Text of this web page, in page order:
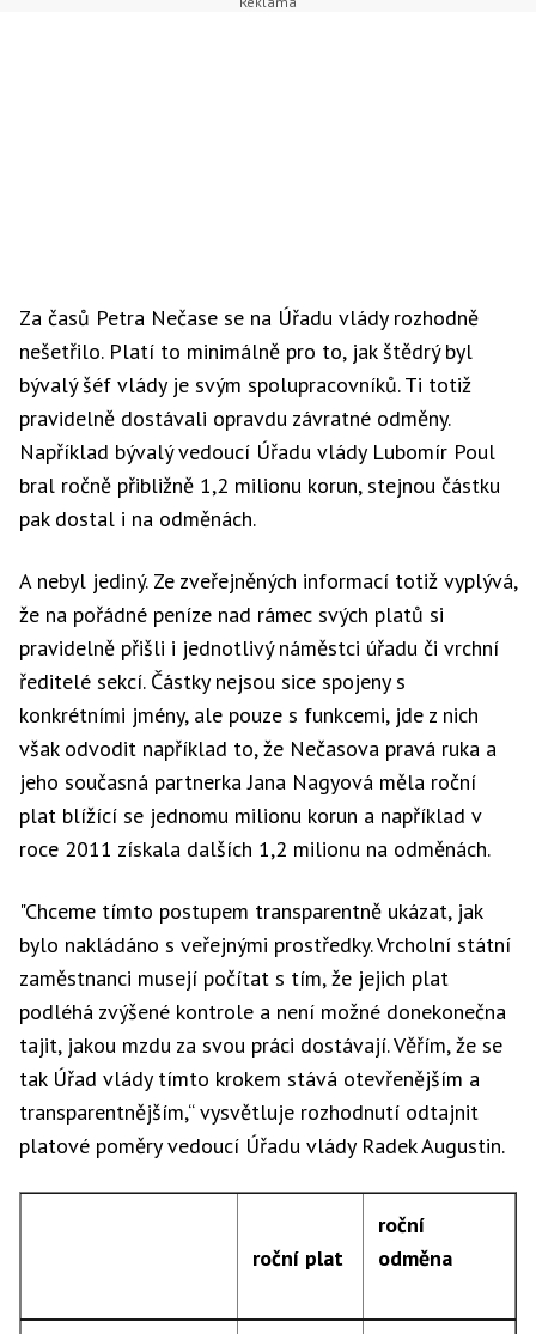
Za časů Petra Nečase se na Úřadu vlády rozhodně
nešetřilo. Platí to minimálně pro to, jak štědrý byl
bývalý šéf vlády je svým spolupracovníků. Ti totiž
pravidelně dostávali opravdu závratné odměny.
Například bývalý vedoucí Úřadu vlády Lubomír Poul
bral ročně přibližně 1,2 milionu korun, stejnou částku
pak dostal i na odměnách.
A nebyl jediný. Ze zveřejněných informací totiž vyplývá,
že na pořádné peníze nad rámec svých platů si
pravidelně přišli i jednotlivý náměstci úřadu či vrchní
ředitelé sekcí. Částky nejsou sice spojeny s
konkrétními jmény, ale pouze s funkcemi, jde z nich
však odvodit například to, že Nečasova pravá ruka a
jeho současná partnerka Jana Nagyová měla roční
plat blížící se jednomu milionu korun a například v
roce 2011 získala dalších 1,2 milionu na odměnách.
"Chceme tímto postupem transparentně ukázat, jak
bylo nakládáno s veřejnými prostředky. Vrcholní státní
zaměstnanci musejí počítat s tím, že jejich plat
podléhá zvýšené kontrole a není možné donekonečna
tajit, jakou mzdu za svou práci dostávají. Věřím, že se
tak Úřad vlády tímto krokem stává otevřenějším a
transparentnějším,“ vysvětluje rozhodnutí odtajnit
platové poměry vedoucí Úřadu vlády Radek Augustin.
roční plat
roční
odměna